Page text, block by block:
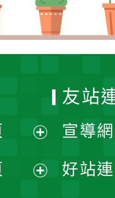
開
友站
宣導
好站